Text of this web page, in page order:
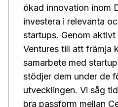
ökad innovation inom
investera i relevanta
startups. Genom
Ventures till att främja
samarbete med
stödjer dem under de
utvecklingen. Vi såg
bra passform mellan